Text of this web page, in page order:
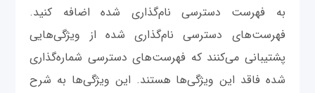
به فهرست دسترسی نام‌گذاری‌ شده اضافه کنید.
فهرست‌های دسترسی نام‌گذاری شده از ویژگی‌هایی
پشتیبانی می‌کنند که فهرست‌های دسترسی شماره‌گذاری
شده فاقد این ویژگی‌ها هستند. این ویژگی‌ها به شرح